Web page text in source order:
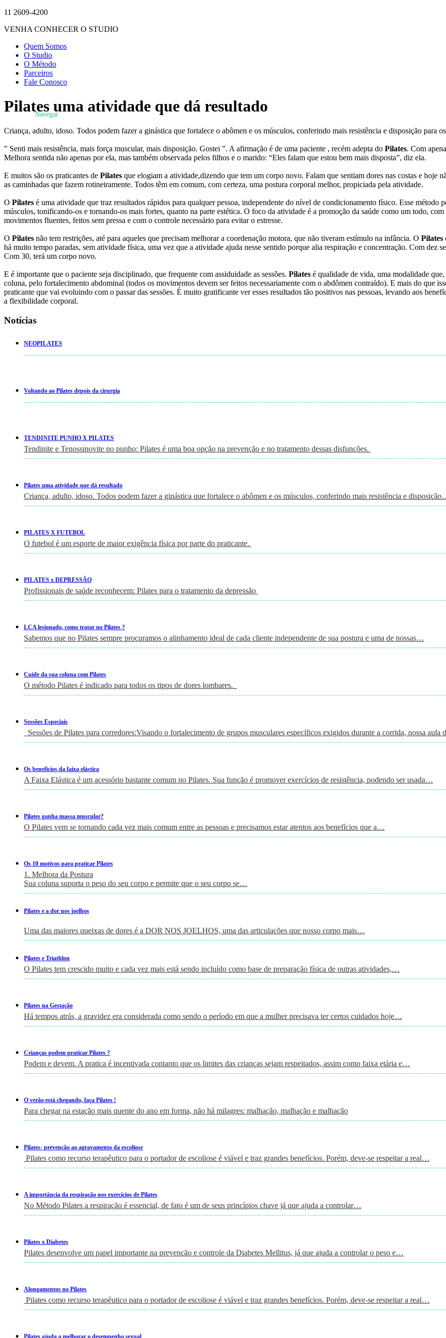
11 2609-4200
VENHA CONHECER O STUDIO
Quem Somos
O Studio
O Método
Parceiros
Fale Conosco
Pilates uma atividade que dá resultado
Criança, adulto, idoso. Todos podem fazer a ginástica que fortalece o abômen e os músculos, conferindo mais resistência e disposição para
” Senti mais resistência, mais força muscular, mais disposição. Gostei ”. A afirmação é de uma paciente , recém adepta do Pilates. Com
Melhora sentida não apenas por ela, mas também observada pelos filhos e o marido: “Eles falam que estou bem mais disposta”, diz ela.
E muitos são os praticantes de Pilates que elogiam a atividade,dizendo que tem um corpo novo. Falam que sentiam dores nas costas e hoje
as caminhadas que fazem rotineiramente. Todos têm em comum, com certeza, uma postura corporal melhor, propiciada pela atividade.
O Pilates é uma atividade que traz resultados rápidos para qualquer pessoa, independente do nível de condicionamento físico. Esse
músculos, tonificando-os e tornando-os mais fortes, quanto na parte estética. O foco da atividade é a promoção da saúde como um todo,
movimentos fluentes, feitos sem pressa e com o controle necessário para evitar o estresse.
O Pilates não tem restrições, até para aqueles que precisam melhorar a coordenação motora, que não tiveram estímulo na infância. O Pilates
há muito tempo paradas, sem atividade física, uma vez que a atividade ajuda nesse sentido porque alia respiração e concentração. Com dez
Com 30, terá um corpo novo.
E é importante que o paciente seja disciplinado, que frequente com assiduidade as sessões. Pilates é qualidade de vida, uma modalidade
coluna, pelo fortalecimento abdominal (todos os movimentos devem ser feitos necessariamente com o abdômen contraído). E mais do que
praticante que vai evoluindo com o passar das sessões. É muito gratificante ver esses resultados tão positivos nas pessoas, levando aos
a flexibilidade corporal.
Notícias
Navegar
NEOPILATES
Voltando ao Pilates depois da cirurgia
TENDINITE PUNHO X PILATES
Tendinite e Tenossinovite no punho: Pilates é uma boa opção na prevenção e no tratamento dessas disfunções.
Pilates uma atividade que dá resultado
Criança, adulto, idoso. Todos podem fazer a ginástica que fortalece o abômen e os músculos, conferindo mais resistência e
PILATES X FUTEBOL
O futebol é um esporte de maior exigência física por parte do praticante.
PILATES x DEPRESSÃO
Profissionais de saúde reconhecem: Pilates para o tratamento da depressão
LCA lesionado, como tratar no Pilates ?
Sabemos que no Pilates sempre procuramos o alinhamento ideal de cada cliente independente de sua postura e uma de nossas…
Cuide da sua coluna com Pilates
O método Pilates é indicado para todos os tipos de dores lombares.
Sessões Especiais
Sessões de Pilates para corredores:Visando o fortalecimento de grupos musculares específicos exigidos durante a corrida, nossa aula
Os benefícios da faixa elástica
A Faixa Elástica é um acessório bastante comum no Pilates. Sua função é promover exercícios de resistência, podendo ser usada…
Pilates ganha massa muscular?
O Pilates vem se tornando cada vez mais comum entre as pessoas e precisamos estar atentos aos benefícios que a…
Os 10 motivos para praticar Pilates
1. Melhora da Postura
Sua coluna suporta o peso do seu corpo e permite que o seu corpo se…
Pilates e a dor nos joelhos
Uma das maiores queixas de dores é a DOR NOS JOELHOS, uma das articulações que nosso corpo mais…
Pilates e Triathlon
O Pilates tem crescido muito e cada vez mais está sendo incluído como base de preparação física de outras atividades,…
Pilates na Gestação
Há tempos atrás, a gravidez era considerada como sendo o período em que a mulher precisava ter certos cuidados hoje…
Crianças podem praticar Pilates ?
Podem e devem. A pratica é incentivada contanto que os limites das crianças sejam respeitados, assim como faixa etária e…
O verão está chegando, faça Pilates !
Para chegar na estação mais quente do ano em forma, não há milagres: malhação, malhação e malhação
Pilates- prevenção ao agravamento da escoliose
Pilates como recurso terapêutico para o portador de escoliose é viável e traz grandes benefícios. Porém, deve-se respeitar a real…
A importância da respiração nos exercícios de Pilates
No Método Pilates a respiração é essencial, de fato é um de seus princípios chave já que ajuda a controlar…
Pilates x Diabetes
Pilates desenvolve um papel importante na prevenção e controle da Diabetes Mellitus, já que ajuda a controlar o peso e…
Alongamentos no Pilates
Pilates como recurso terapêutico para o portador de escoliose é viável e traz grandes benefícios. Porém, deve-se respeitar a real…